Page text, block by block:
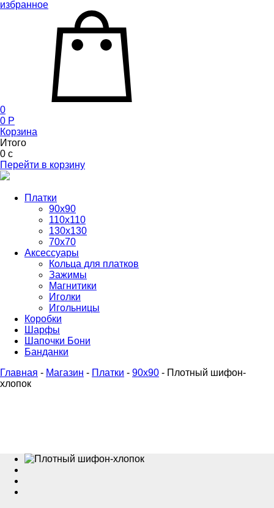
избранное
0
0 P
Корзина
Итого
0 c
Перейти в корзину
Платки
90x90
110x110
130x130
70х70
Аксессуары
Кольца для платков
Зажимы
Магнитики
Иголки
Игольницы
Коробки
Шарфы
Шапочки Бони
Банданки
Главная - Магазин - Платки - 90x90 - Плотный шифон-
хлопок